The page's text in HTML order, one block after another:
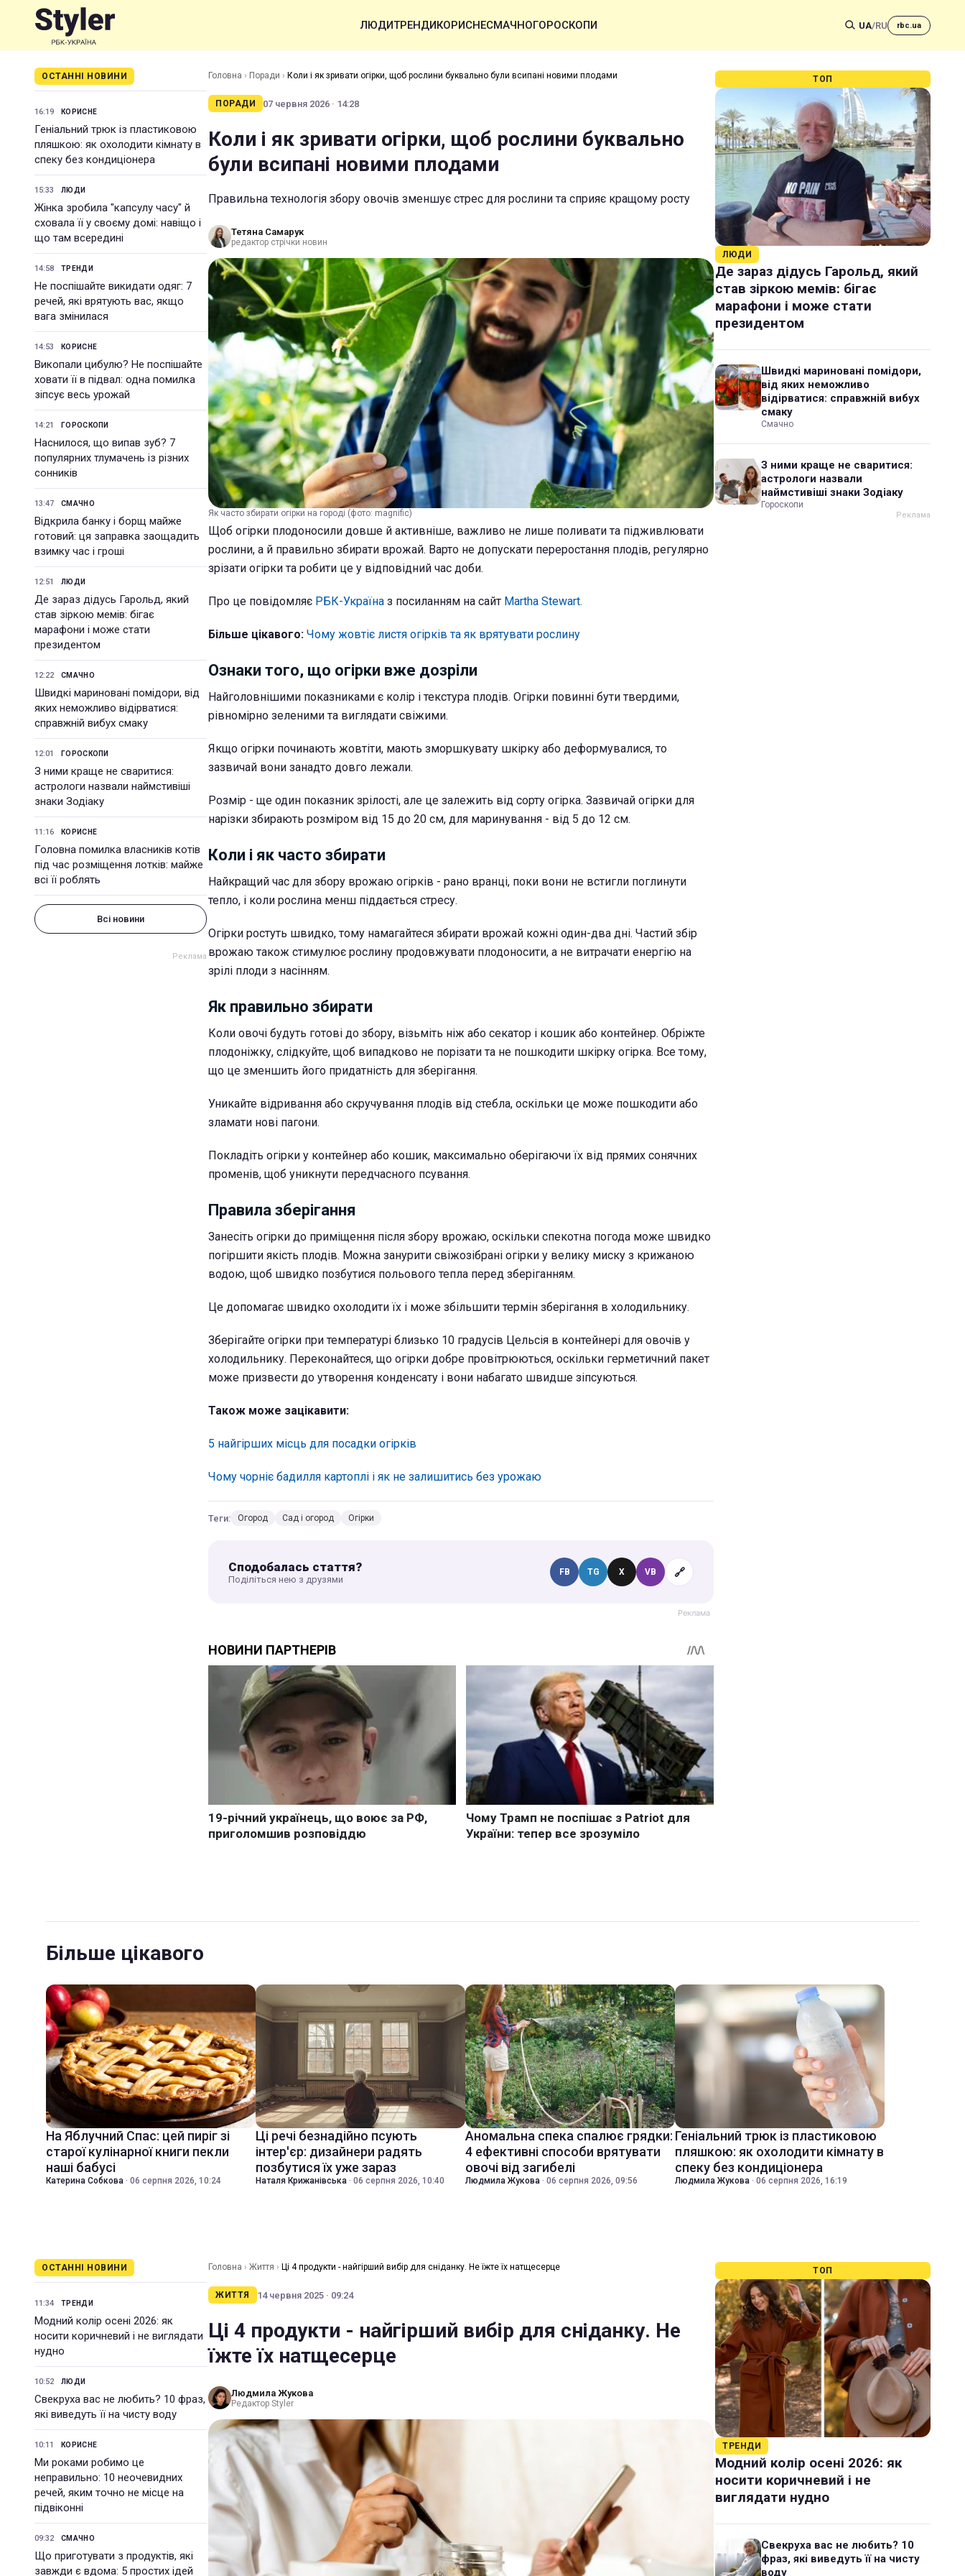
ЛЮДИТРЕНДИКОРИСНЕСМАЧНОГОРОСКОПИ UA/RU rbc.ua
ОСТАННІ НОВИНИ
16:19 КОРИСНЕ
Геніальний трюк із пластиковою
пляшкою: як охолодити кімнату в
спеку без кондиціонера
15:33 ЛЮДИ
Жінка зробила "капсулу часу" й
сховала її у своєму домі: навіщо і
що там всередині
14:58 ТРЕНДИ
Не поспішайте викидати одяг: 7
речей, які врятують вас, якщо
вага змінилася
14:53 КОРИСНЕ
Викопали цибулю? Не поспішайте
ховати її в підвал: одна помилка
зіпсує весь урожай
14:21 ГОРОСКОПИ
Наснилося, що випав зуб? 7
популярних тлумачень із різних
сонників
13:47 СМАЧНО
Відкрила банку і борщ майже
готовий: ця заправка заощадить
взимку час і гроші
12:51 ЛЮДИ
Де зараз дідусь Гарольд, який
став зіркою мемів: бігає
марафони і може стати
президентом
12:22 СМАЧНО
Швидкі мариновані помідори, від
яких неможливо відірватися:
справжній вибух смаку
12:01 ГОРОСКОПИ
З ними краще не сваритися:
астрологи назвали наймстивіші
знаки Зодіаку
11:16 КОРИСНЕ
Головна помилка власників котів
під час розміщення лотків: майже
всі її роблять
Всі новини
Головна › Поради › Коли і як зривати огірки, щоб рослини буквально були всипані новими плодами
ПОРАДИ 07 червня 2026 · 14:28
Коли і як зривати огірки, щоб рослини буквально
були всипані новими плодами
Правильна технологія збору овочів зменшує стрес для рослини та сприяє кращому росту
Тетяна Самарук
редактор стрічки новин
Як часто збирати огірки на городі (фото: magnific)
Щоб огірки плодоносили довше й активніше, важливо не лише поливати та підживлювати
рослини, а й правильно збирати врожай. Варто не допускати переростання плодів, регулярно
зрізати огірки та робити це у відповідний час доби.
Про це повідомляє РБК-Україна з посиланням на сайт Martha Stewart.
Більше цікавого: Чому жовтіє листя огірків та як врятувати рослину
Ознаки того, що огірки вже дозріли
Найголовнішими показниками є колір і текстура плодів. Огірки повинні бути твердими,
рівномірно зеленими та виглядати свіжими.
Якщо огірки починають жовтіти, мають зморшкувату шкірку або деформувалися, то
зазвичай вони занадто довго лежали.
Розмір - ще один показник зрілості, але це залежить від сорту огірка. Зазвичай огірки для
нарізки збирають розміром від 15 до 20 см, для маринування - від 5 до 12 см.
Коли і як часто збирати
Найкращий час для збору врожаю огірків - рано вранці, поки вони не встигли поглинути
тепло, і коли рослина менш піддається стресу.
Огірки ростуть швидко, тому намагайтеся збирати врожай кожні один-два дні. Частий збір
врожаю також стимулює рослину продовжувати плодоносити, а не витрачати енергію на
зрілі плоди з насінням.
Як правильно збирати
Коли овочі будуть готові до збору, візьміть ніж або секатор і кошик або контейнер. Обріжте
плодоніжку, слідкуйте, щоб випадково не порізати та не пошкодити шкірку огірка. Все тому,
що це зменшить його придатність для зберігання.
Уникайте відривання або скручування плодів від стебла, оскільки це може пошкодити або
зламати нові пагони.
Покладіть огірки у контейнер або кошик, максимально оберігаючи їх від прямих сонячних
променів, щоб уникнути передчасного псування.
Правила зберігання
Занесіть огірки до приміщення після збору врожаю, оскільки спекотна погода може швидко
погіршити якість плодів. Можна занурити свіжозібрані огірки у велику миску з крижаною
водою, щоб швидко позбутися польового тепла перед зберіганням.
Це допомагає швидко охолодити їх і може збільшити термін зберігання в холодильнику.
Зберігайте огірки при температурі близько 10 градусів Цельсія в контейнері для овочів у
холодильнику. Переконайтеся, що огірки добре провітрюються, оскільки герметичний пакет
може призвести до утворення конденсату і вони набагато швидше зіпсуються.
Також може зацікавити:
5 найгірших місць для посадки огірків
Чому чорніє бадилля картоплі і як не залишитись без урожаю
Теги: Огород Сад і огород Огірки
Сподобалась стаття?
Поділіться нею з друзями
FB TG X VB 🔗
ТОП
ЛЮДИ
Де зараз дідусь Гарольд, який
став зіркою мемів: бігає
марафони і може стати
президентом
Швидкі мариновані помідори,
від яких неможливо
відірватися: справжній вибух
смаку
Смачно
З ними краще не сваритися:
астрологи назвали
наймстивіші знаки Зодіаку
Гороскопи
Більше цікавого
На Яблучний Спас: цей пиріг зі
старої кулінарної книги пекли
наші бабусі
Катерина Собкова · 06 серпня 2026, 10:24
Ці речі безнадійно псують
інтер'єр: дизайнери радять
позбутися їх уже зараз
Наталя Крижанівська · 06 серпня 2026, 10:40
Аномальна спека спалює грядки:
4 ефективні способи врятувати
овочі від загибелі
Людмила Жукова · 06 серпня 2026, 09:56
Геніальний трюк із пластиковою
пляшкою: як охолодити кімнату в
спеку без кондиціонера
Людмила Жукова · 06 серпня 2026, 16:19
ОСТАННІ НОВИНИ
11:34 ТРЕНДИ
Модний колір осені 2026: як
носити коричневий і не виглядати
нудно
10:52 ЛЮДИ
Свекруха вас не любить? 10 фраз,
які виведуть її на чисту воду
10:11 КОРИСНЕ
Ми роками робимо це
неправильно: 10 неочевидних
речей, яким точно не місце на
підвіконні
09:32 СМАЧНО
Що приготувати з продуктів, які
завжди є вдома: 5 простих ідей
Головна › Життя › Ці 4 продукти - найгірший вибір для сніданку. Не їжте їх натщесерце
ЖИТТЯ 14 червня 2025 · 09:24
Ці 4 продукти - найгірший вибір для сніданку. Не
їжте їх натщесерце
Людмила Жукова
Редактор Styler
ТОП
ТРЕНДИ
Модний колір осені 2026: як
носити коричневий і не
виглядати нудно
Свекруха вас не любить? 10
фраз, які виведуть її на чисту
воду